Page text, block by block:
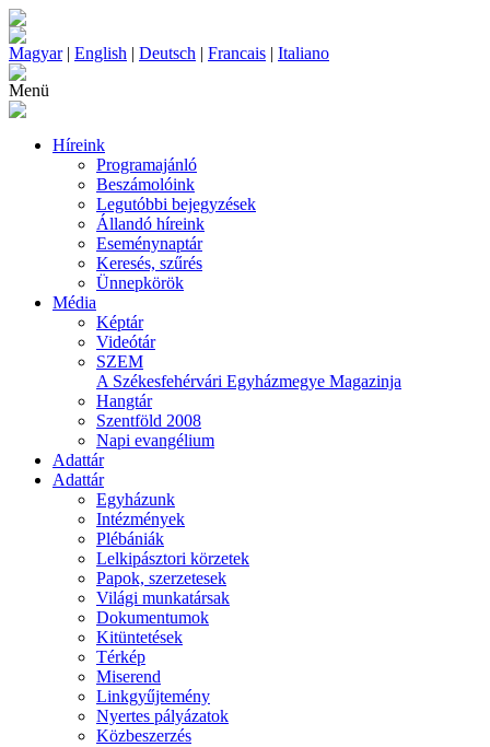
Magyar| English | Deutsch | Francais | Italiano
Menü
Híreink
Programajánló
Beszámolóink
Legutóbbi bejegyzések
Állandó híreink
Eseménynaptár
Keresés, szűrés
Ünnepkörök
Média
Képtár
Videótár
SZEM
A Székesfehérvári Egyházmegye Magazinja
Hangtár
Szentföld 2008
Napi evangélium
Adattár
Adattár
Egyházunk
Intézmények
Plébániák
Lelkipásztori körzetek
Papok, szerzetesek
Világi munkatársak
Dokumentumok
Kitüntetések
Térkép
Miserend
Linkgyűjtemény
Nyertes pályázatok
Közbeszerzés